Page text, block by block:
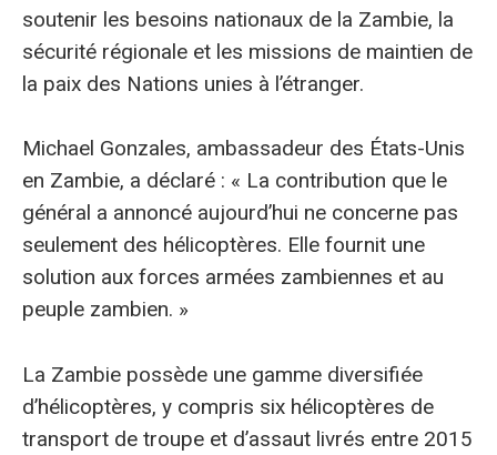
soutenir les besoins nationaux de la Zambie, la
sécurité régionale et les missions de maintien de
la paix des Nations unies à l’étranger.
Michael Gonzales, ambassadeur des États-Unis
en Zambie, a déclaré : « La contribution que le
général a annoncé aujourd’hui ne concerne pas
seulement des hélicoptères. Elle fournit une
solution aux forces armées zambiennes et au
peuple zambien. »
La Zambie possède une gamme diversifiée
d’hélicoptères, y compris six hélicoptères de
transport de troupe et d’assaut livrés entre 2015